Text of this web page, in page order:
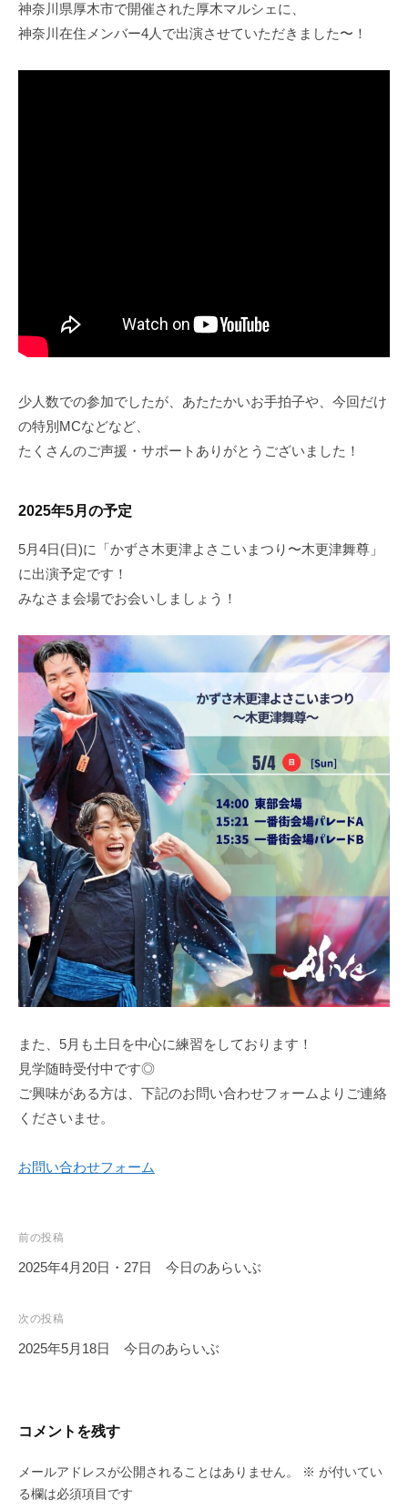
神奈川県厚木市で開催された厚木マルシェに、
神奈川在住メンバー4人で出演させていただきました〜！
少人数での参加でしたが、あたたかいお手拍子や、今回だけ
の特別MCなどなど、
たくさんのご声援・サポートありがとうございました！
2025年5月の予定
5月4日(日)に「かずさ木更津よさこいまつり〜木更津舞尊」
に出演予定です！
みなさま会場でお会いしましょう！
また、5月も土日を中心に練習をしております！
見学随時受付中です◎
ご興味がある方は、下記のお問い合わせフォームよりご連絡
くださいませ。
お問い合わせフォーム
投
稿
ビ
ゲ
前の投稿
2025年4月20日・27日 今日のあらいぶ
次の投稿
2025年5月18日 今日のあらいぶ
コメントを残す
メールアドレスが公開されることはありません。 ※ が付いてい
る欄は必須項目です